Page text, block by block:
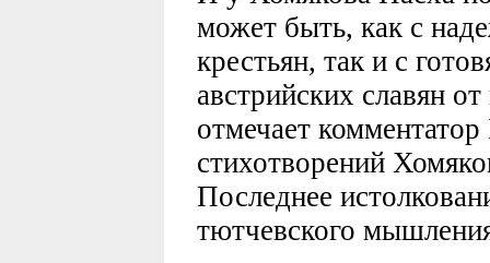
может быть, как с
крестьян, так и с
австрийских славян
отмечает
стихотворений
Последнее
тютчевского